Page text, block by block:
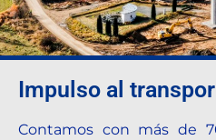
Destination Sport Miami, Florida.
Impulso al
Contamos con más de